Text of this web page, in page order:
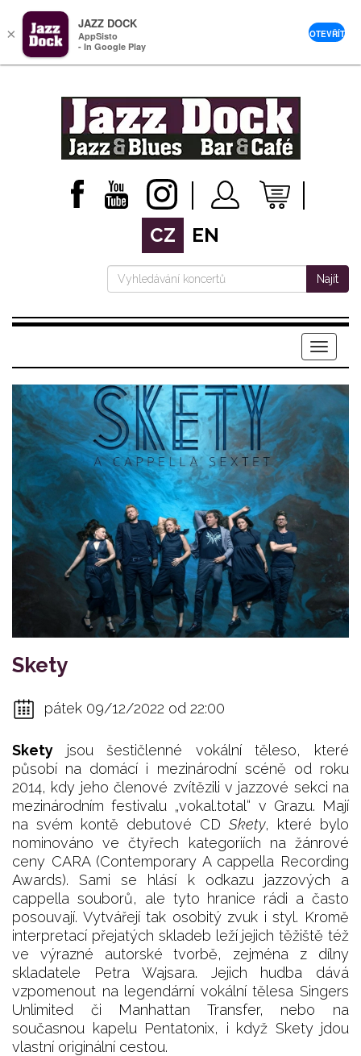
CZ EN
Najít
Menu
Skety
pátek 09/12/2022 od 22:00
Skety jsou šestičlenné vokální těleso, které
působí na domácí i mezinárodní scéně od roku
2014, kdy jeho členové zvítězili v jazzové sekci na
mezinárodním festivalu „vokal.total“ v Grazu. Mají
na svém kontě debutové CD Skety, které bylo
nominováno ve čtyřech kategoriích na žánrové
ceny CARA (Contemporary A cappella Recording
Awards). Sami se hlásí k odkazu jazzových a
cappella souborů, ale tyto hranice rádi a často
posouvají. Vytvářejí tak osobitý zvuk i styl. Kromě
interpretací přejatých skladeb leží jejich těžiště též
ve výrazné autorské tvorbě, zejména z dílny
skladatele Petra Wajsara. Jejich hudba dává
vzpomenout na legendární vokální tělesa Singers
Unlimited či Manhattan Transfer, nebo na
současnou kapelu Pentatonix, i když Skety jdou
vlastní originální cestou.
×
JAZZ DOCK
AppSisto
- In Google Play
OTEVŘÍT